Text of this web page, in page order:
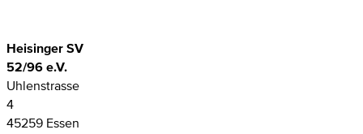
Heisinger SV
52/96 e.V.
Uhlenstrasse
4
45259 Essen